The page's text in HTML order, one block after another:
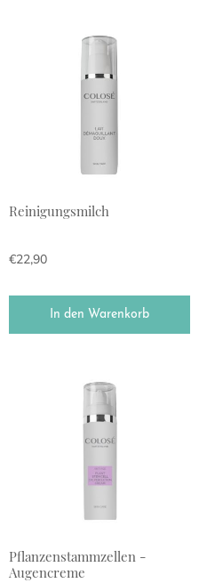
Reinigungsmilch
€22,90
In den Warenkorb
Pflanzenstammzellen -
Augencreme